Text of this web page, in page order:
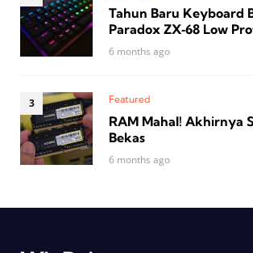
Tahun Baru Keyboard
Paradox ZX‑68 Low
6 months ago
Featured
RAM Mahal! Akhirnya
Bekas
6 months ago